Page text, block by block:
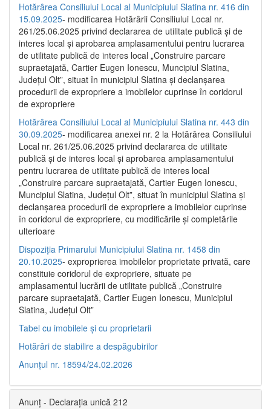
Hotărârea Consiliului Local al Municipiului Slatina nr. 416 din
15.09.2025- modificarea Hotărârii Consiliului Local nr.
261/25.06.2025 privind declararea de utilitate publică și de
interes local și aprobarea amplasamentului pentru lucrarea
de utilitate publică de interes local „Construire parcare
supraetajată, Cartier Eugen Ionescu, Muncipiul Slatina,
Județul Olt”, situat în municipiul Slatina și declanșarea
procedurii de expropriere a imobilelor cuprinse în coridorul
de expropriere
Hotărârea Consiliului Local al Municipiului Slatina nr. 443 din
30.09.2025- modificarea anexei nr. 2 la Hotărârea Consiliului
Local nr. 261/25.06.2025 privind declararea de utilitate
publică şi de interes local şi aprobarea amplasamentului
pentru lucrarea de utilitate publică de interes local
„Construire parcare supraetajată, Cartier Eugen Ionescu,
Muncipiul Slatina, Judeţul Olt”, situat în municipiul Slatina şi
declanşarea procedurii de expropriere a imobilelor cuprinse
în coridorul de expropriere, cu modificările şi completările
ulterioare
Dispoziția Primarului Municipiului Slatina nr. 1458 din
20.10.2025- exproprierea imobilelor proprietate privată, care
constituie coridorul de expropriere, situate pe
amplasamentul lucrării de utilitate publică „Construire
parcare supraetajată, Cartier Eugen Ionescu, Municipiul
Slatina, Județul Olt”
Tabel cu imobilele și cu proprietarii
Hotărâri de stabilire a despăgubirilor
Anunțul nr. 18594/24.02.2026
Anunț - Declarația unică 212